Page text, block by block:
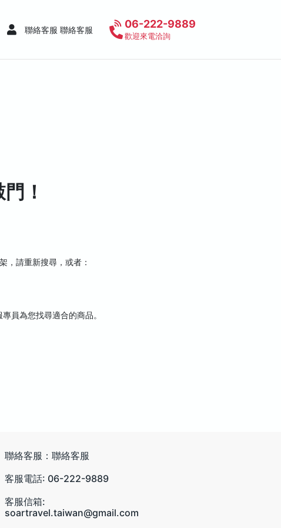
聯絡客服 聯絡客服 06-222-9889
歡迎來電洽詢
！
，請重新搜尋，或者：
專員為您找尋適合的商品。
聯絡客服：聯絡客服
客服電話: 06-222-9889
客服信箱:
soartravel.taiwan@gmail.com